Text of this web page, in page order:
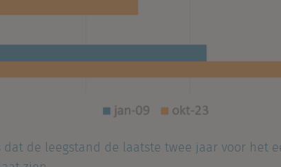
dat de leegstand de laatste twee jaar voor het